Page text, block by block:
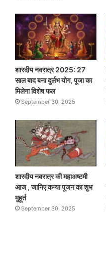
शारदीय नवरात्र 2025: 27
साल बाद बना दुर्लभ योग, पूजा का
मिलेगा विशेष फल
September 30, 2025
शारदीय नवरात्र की महाअष्टमी
आज , जानिए कन्या पूजन का शुभ
मुहूर्त
September 30, 2025